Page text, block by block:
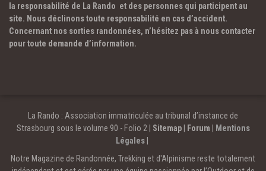
la responsabilité de La Rando et des personnes qui participent au
site. Nous déclinons toute responsabilité en cas d’accident.
Concernant nos sorties randonnées, n’hésitez pas à nous contacter
pour toute demande d’information.
La Rando : Association immatriculée au tribunal d’instance de
Strasbourg sous le volume 90 - Folio 2 | Sitemap| Forum
Mentions
Légales
Notre Magazine de Randonnée, Trekking et d'Alpinisme reste totalement